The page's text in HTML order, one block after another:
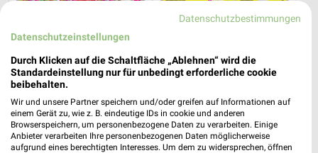
5,6 km
Wochenend Spezial
Gültig ab Fr. 14.08.
21,7 km
Noch heute gültig
NORMA Globus
Datenschutzbestimmungen
Datenschutzeinstellungen
Durch Klicken auf die Schaltfläche „Ablehnen“ wird die
Standardeinstellung nur für unbedingt erforderliche cookie
beibehalten.
Wir und unsere Partner speichern und/oder greifen auf Informationen auf
einem Gerät zu, wie z. B. eindeutige IDs in cookie und anderen
Browserspeichern, um personenbezogene Daten zu verarbeiten. Einige
Anbieter verarbeiten Ihre personenbezogenen Daten möglicherweise
aufgrund eines berechtigten Interesses. Um dem zu widersprechen, öffnen